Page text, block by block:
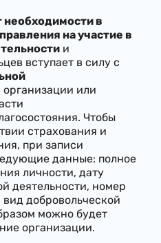
необходимости в
на участие в
и
вступает в силу с
или
Чтобы
страхования и
при записи
данные: полное
личности, дату
деятельности, номер
добровольческой
можно будет
организации.